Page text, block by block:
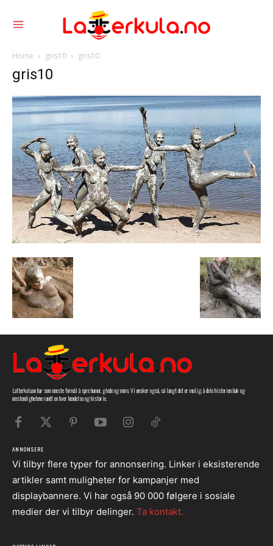
Home gris10 gris10
gris10
Latterkula.no har som eneste formål å spre humor, glede og moro. Vi ønsker også, så langt det er mulig, å dele historien bak og
omstendighetene rundt en hver hendelse og historie.
ANNONSERE
Vi tilbyr flere typer for annonsering. Linker i eksisterende
artikler samt muligheter for kampanjer med
displaybannere. Vi har også 90 000 følgere i sosiale
medier der vi tilbyr delinger. Ta kontakt.